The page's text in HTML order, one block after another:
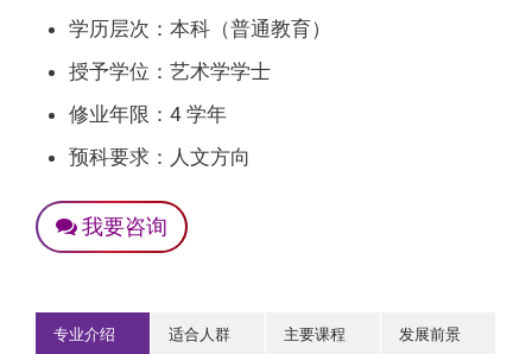
学历层次：本科（普通教育）
授予学位：艺术学学士
修业年限：4 学年
预科要求：人文方向
我要咨询
专业介绍 适合人群 主要课程 发展前景